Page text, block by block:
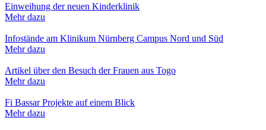
Einweihung der neuen Kinderklinik
Mehr dazu
Infostände am Klinikum Nürnberg Campus Nord und Süd
Mehr dazu
Artikel über den Besuch der Frauen aus Togo
Mehr dazu
Fi Bassar Projekte auf einem Blick
Mehr dazu